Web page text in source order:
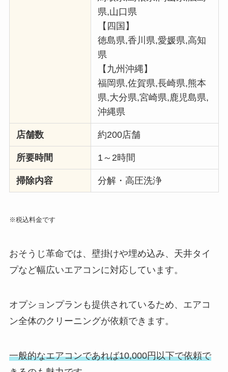
県,山口県
【四国】
徳島県,香川県,愛媛県,高知
県
【九州沖縄】
福岡県,佐賀県,長崎県,熊本
県,大分県,宮崎県,鹿児島県,
沖縄県
店舗数 約200店舗
所要時間 1～2時間
掃除内容 分解・高圧洗浄
※税込料金です
おそうじ革命では、壁掛けや埋め込み、天井タイ
プなど幅広いエアコンに対応しています。
オプションプランも提供されているため、エアコ
ン全体のクリーニングが依頼できます。
一般的なエアコンであれば10,000円以下で依頼で